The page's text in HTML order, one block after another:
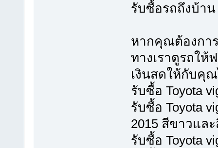
รับซื้อรถถึงบ้า
หากคุณต้องกา
ทางเราดูรถใ
เงินสดให้กับคุ
รับซื้อ Toyota
รับซื้อ Toyota
2015 สีขาวแล
รับซื้อ Toyota